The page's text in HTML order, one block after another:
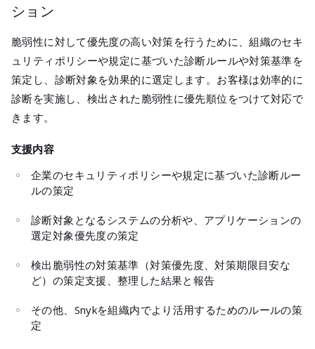
ション
脆弱性に対して優先度の高い対策を行うために、組織のセキ
ュリティポリシーや規定に基づいた診断ルールや対策基準を
策定し、診断対象を効果的に選定します。お客様は効率的に
診断を実施し、検出された脆弱性に優先順位をつけて対応で
きます。
支援内容
企業のセキュリティポリシーや規定に基づいた診断ルー
ルの策定
診断対象となるシステムの分析や、アプリケーションの
選定対象優先度の策定
検出脆弱性の対策基準（対策優先度、対策期限目安な
ど）の策定支援、整理した結果と報告
その他、Snykを組織内でより活用するためのルールの策
定